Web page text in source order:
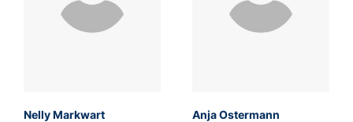
Nelly Markwart Anja Ostermann